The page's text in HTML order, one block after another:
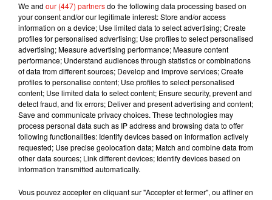
Publié : 25 janvier 2019 à 8h00 par La rédaction
Mundo Latino
We and our (447) partnersdo the following data processing based on
your consent and/or our legitimate interest: Store and/or access
information on a device; Use limited data to select advertising; Create
profiles for personalised advertising; Use profiles to select personalised
advertising; Measure advertising performance; Measure content
performance; Understand audiences through statistics or combinations
of data from different sources; Develop and improve services; Create
profiles to personalise content; Use profiles to select personalised
content; Use limited data to select content; Ensure security, prevent and
detect fraud, and fix errors; Deliver and present advertising and content;
Save and communicate privacy choices. These technologies may
process personal data such as IP address and browsing data to offer
following functionalities: Identify devices based on information actively
requested; Use precise geolocation data; Match and combine data from
other data sources; Link different devices; Identify devices based on
information transmitted automatically.
Vous pouvez accepter en cliquant sur "Accepter et fermer", ou affiner en